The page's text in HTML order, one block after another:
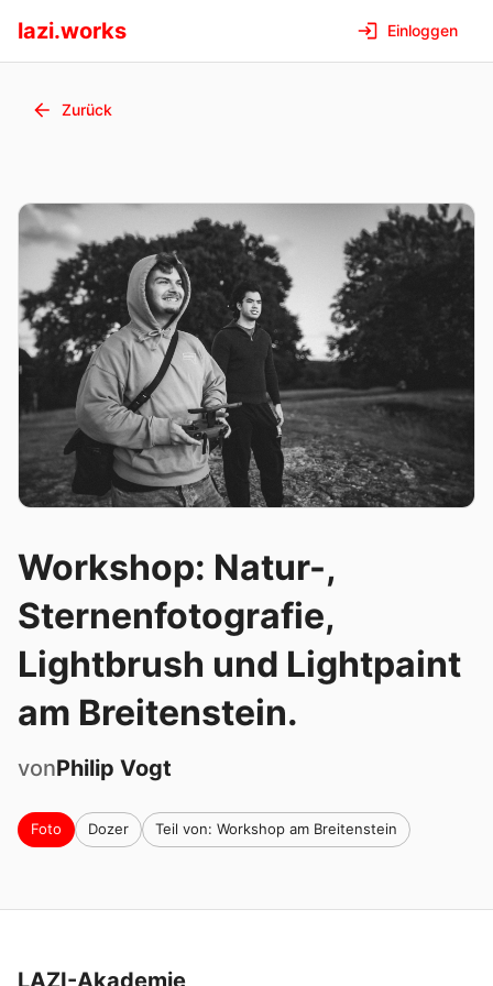
lazi.works Einloggen
Zurück
Workshop: Natur-,
Sternenfotografie,
Lightbrush und Lightpaint
am Breitenstein.
vonPhilip Vogt
Foto Dozer Teil von: Workshop am Breitenstein
LAZI-Akademie